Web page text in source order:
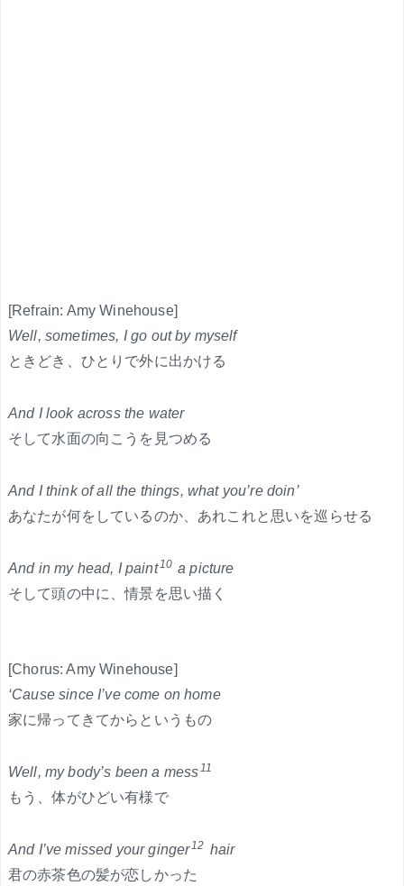
[Refrain: Amy Winehouse]
Well, sometimes, I go out by myself
ときどき、ひとりで外に出かける
And I look across the water
そして水面の向こうを見つめる
And I think of all the things, what you’re doin’
あなたが何をしているのか、あれこれと思いを巡らせる
And in my head, I paint10 a picture
そして頭の中に、情景を思い描く
[Chorus: Amy Winehouse]
‘Cause since I’ve come on home
家に帰ってきてからというもの
Well, my body’s been a mess11
もう、体がひどい有様で
And I’ve missed your ginger12 hair
君の赤茶色の髪が恋しかった